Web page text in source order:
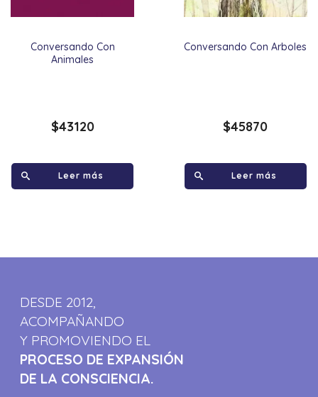
Conversando Con
Animales
$43120
Leer más
Conversando Con Arboles
$45870
Leer más
DESDE 2012,
ACOMPAÑANDO
Y PROMOVIENDO EL
PROCESO DE EXPANSIÓN
DE LA CONSCIENCIA.